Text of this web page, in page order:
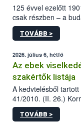
125 évvel ezelőtt
csak részben – a
állomás a Kis Rókus
tervezett új épületébe.
TOVÁBB >
2026. július 6, hétfő
Az ebek
szakértők listája
A kedvtelésből
41/2010. (II. 26.)
sérülés, illetve ennek
hatósági feladatokat,
TOVÁBB >